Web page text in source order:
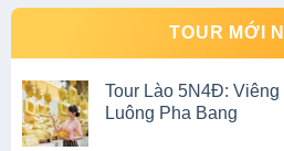
TOUR MỚI
Tour Lào 5N4Đ:
Luông Pha Bang